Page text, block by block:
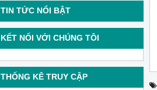
TIN TỨC NỔI BẬT
KẾT NỐI VỚI CHÚNG TÔI
THỐNG KÊ TRUY CẬP